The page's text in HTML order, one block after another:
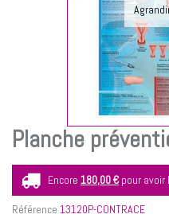
Planche
Encore 180,00 € pour avoir
Référence 13120P-CONTRACE